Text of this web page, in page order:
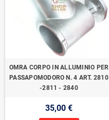
OMRA CORPO IN ALLUMINIO PER
PASSAPOMODORO N. 4 ART. 2810
-2811 - 2840
35,00 €